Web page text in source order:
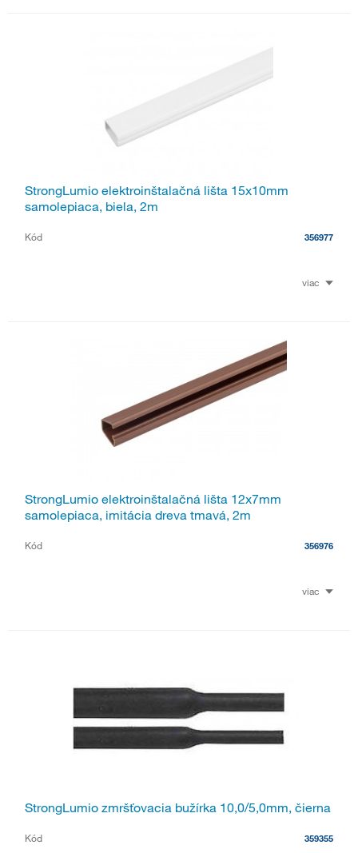
StrongLumio elektroinštalačná lišta 15x10mm
samolepiaca, biela, 2m
Kód 356977
viac
StrongLumio elektroinštalačná lišta 12x7mm
samolepiaca, imitácia dreva tmavá, 2m
Kód 356976
viac
StrongLumio zmršťovacia bužírka 10,0/5,0mm, čierna
Kód 359355